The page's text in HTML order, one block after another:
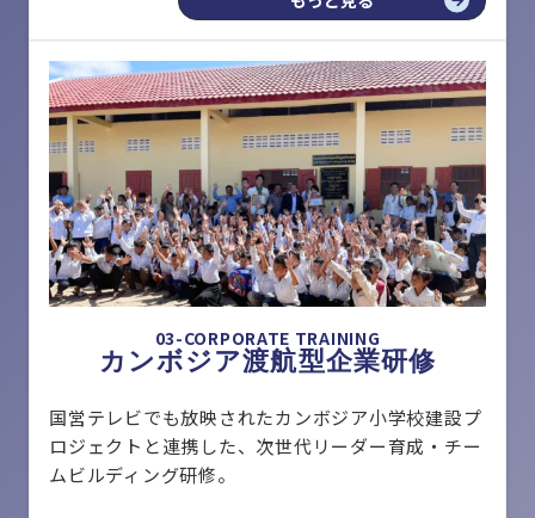
03-CORPORATE TRAINING
カンボジア渡航型企業研修
国営テレビでも放映されたカンボジア小学校建設プ
ロジェクトと連携した、次世代リーダー育成・チー
ムビルディング研修。